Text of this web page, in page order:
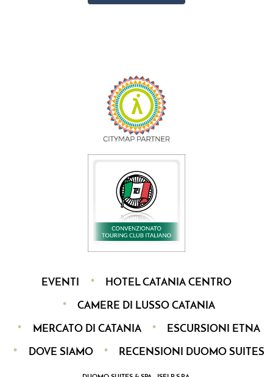
EVENTI HOTEL CATANIA CENTRO
CAMERE DI LUSSO CATANIA
MERCATO DI CATANIA ESCURSIONI ETNA
DOVE SIAMO RECENSIONI DUOMO SUITES